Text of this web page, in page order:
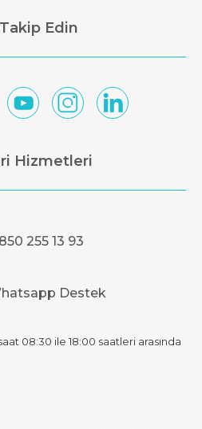
Edin
Hizmetleri
255 13 93
Destek
08:30 ile 18:00 saatleri arasında